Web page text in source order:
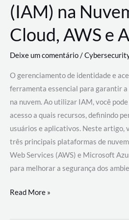
(IAM) na
Cloud, AWS e
Deixe um comentário/
O gerenciamento de identidade e
ferramenta essencial para garantir a
na nuvem. Ao utilizar IAM, você
acesso a quais recursos, definindo
usuários e aplicativos. Neste artigo,
três principais plataformas de
Web Services (AWS) e Microsoft
para melhorar a segurança dos
Gerenciamento
Read More »